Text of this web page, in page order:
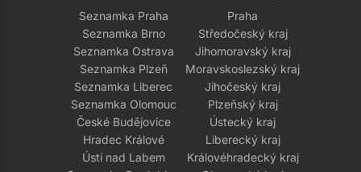
Seznamka Praha
Seznamka Brno
Seznamka Ostrava
Seznamka Plzeň
Seznamka Liberec
Seznamka Olomouc
České Budějovice
Hradec Králové
Ústí nad Labem
Praha
Středočeský kraj
Jihomoravský kraj
Moravskoslezský kraj
Jihočeský kraj
Plzeňský kraj
Ústecký kraj
Liberecký kraj
Královéhradecký kraj